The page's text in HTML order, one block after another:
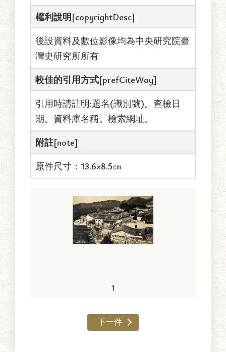
權利說明[copyrightDesc]
後設資料及數位影像均為中央研究院臺
灣史研究所所有
較佳的引用方式[prefCiteWay]
引用時請註明:題名(識別號)。查檢日
期。資料庫名稱。檢索網址。
附註[note]
原件尺寸：13.6×8.5㎝
1
下一件